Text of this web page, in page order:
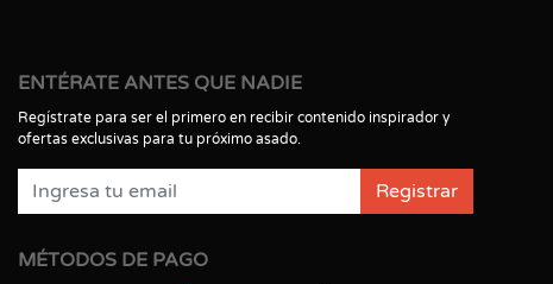
ENTÉRATE ANTES QUE NADIE
Regístrate para ser el primero en recibir contenido inspirador y
ofertas exclusivas para tu próximo asado.
Registrar
MÉTODOS DE PAGO